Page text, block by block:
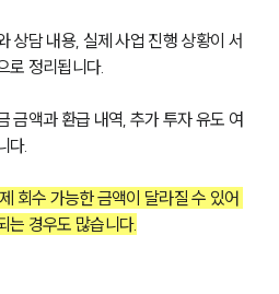
상담 내용, 실제 사업 진행 상황이 서
로 정리됩니다.
금액과 환급 내역, 추가 투자 유도 여
다.
회수 가능한 금액이 달라질 수 있어
는 경우도 많습니다.